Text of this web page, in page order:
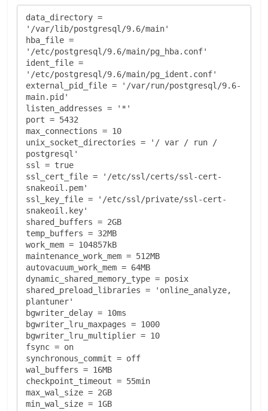
data_directory =
'/var/lib/postgresql/9.6/main'
hba_file =
'/etc/postgresql/9.6/main/pg_hba.conf'
ident_file =
'/etc/postgresql/9.6/main/pg_ident.conf'
external_pid_file = '/var/run/postgresql/9.6-
main.pid'
listen_addresses = '*'
port = 5432
max_connections = 10
unix_socket_directories = '/ var / run /
postgresql'
ssl = true
ssl_cert_file = '/etc/ssl/certs/ssl-cert-
snakeoil.pem'
ssl_key_file = '/etc/ssl/private/ssl-cert-
snakeoil.key'
shared_buffers = 2GB
temp_buffers = 32MB
work_mem = 104857kB
maintenance_work_mem = 512MB
autovacuum_work_mem = 64MB
dynamic_shared_memory_type = posix
shared_preload_libraries = 'online_analyze,
plantuner'
bgwriter_delay = 10ms
bgwriter_lru_maxpages = 1000
bgwriter_lru_multiplier = 10
fsync = on
synchronous_commit = off
wal_buffers = 16MB
checkpoint_timeout = 55min
max_wal_size = 2GB
min_wal_size = 1GB